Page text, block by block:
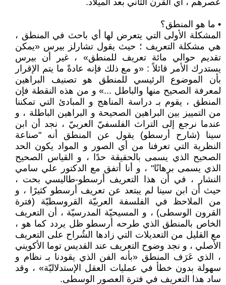
عصرهم ، أي القرن الثاني بعد الميلاد.
• ما هو المنطق؟
المشكلة الأولى التي يتعرض لها أي باحث في المنطق ،
هي مشكلة التعريف ؛ حيث يقول تشارلز بيرس «يمكن
تقديم حوالي مائة تعريف للمنطق» ، غير أن بيرس
يستدرك الأمر قائلاً : «و مع ذلك فإنه عادةً ما يتم الإقرار
بأن الموضوع الرئيسي للمنطق هو تصنيف البراهين
لمعرفة الصحيح منها والباطل ...» و من هذه النقطة فإن
المنطق ، يقوم بـ دراسة المناهج و المبادئ التي تمكننا
من التمييز بين البراهين الصحيحة و البراهين الباطلة ، و
عندما نرجع إلى التراث الفلسفيّ العربيّ ، نجد أن ابن
سينا (شارح أرسطو) يقول عن المنطق أنه "صناعة
النظرية التي تعرفنا من أي الصور و المواد يكون الحد
الصحيح الذي يسمى بالحقيقة حدًا ، و القياس الصحيح
الذي يسمى برهانًا" ، و أنا أتفق مع الدكتور علي سامي
النشار ، في أن هذا التعريف أرسطو-طاليسي بحت ،
حيث أن ابن سينا لم يبتعد عن تعريف أرسطو كثيرًا ، و
من الملاحظ في الفلسفة العربيّة القروسطيّة (فترة
القرون الوسطى) ، و المسيحيّة المدرسيّة ، أن التعريف
الخاص بالمنطق الذي طرحه أرسطو ظل يردد كما هو ،
مع القليل من التعديلات التي زادها الشُراح على التعريف
الأصلي ، و نجد وضوح التعريف عند القديس توما الأكويني
، الذي عَرَف المنطق «بأنه الفن الذي يقودنا بـ نظام و
سهولة بدون خطأ في عمليات العقل الإستدلاليّة» ، وقد
ساد هذا التعريف في فترة العصور الوسطى.